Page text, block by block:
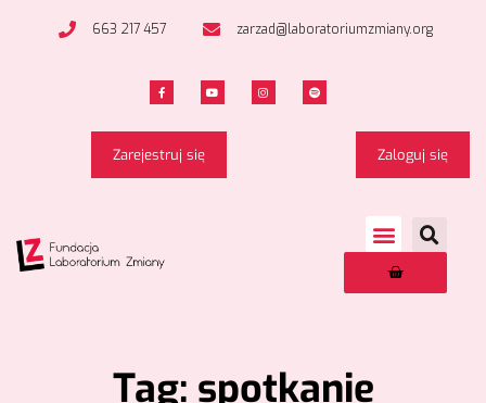
663 217 457 zarzad@laboratoriumzmiany.org
Zarejestruj się Zaloguj się
Tag: spotkanie